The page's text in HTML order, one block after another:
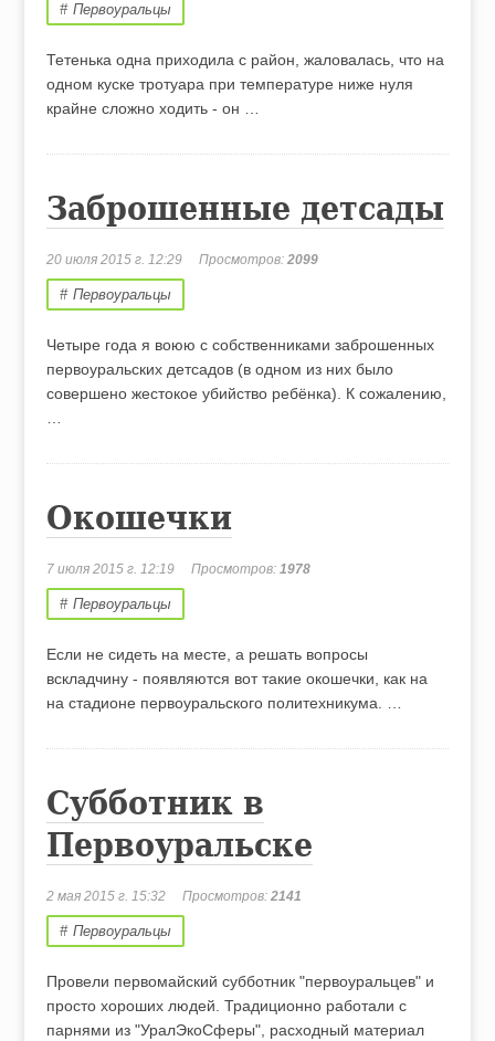
Первоуральцы
Тетенька одна приходила с район, жаловалась, что на
одном куске тротуара при температуре ниже нуля
крайне сложно ходить - он …
Заброшенные детсады
20 июля 2015 г. 12:29 Просмотров:2099
Первоуральцы
Четыре года я воюю с собственниками заброшенных
первоуральских детсадов (в одном из них было
совершено жестокое убийство ребёнка). К сожалению,
Окошечки
7 июля 2015 г. 12:19 Просмотров:1978
Первоуральцы
Если не сидеть на месте, а решать вопросы
вскладчину - появляются вот такие окошечки, как на
на стадионе первоуральского политехникума. …
Субботник в
Первоуральске
2 мая 2015 г. 15:32 Просмотров:2141
Первоуральцы
Провели первомайский субботник "первоуральцев" и
просто хороших людей. Традиционно работали с
парнями из "УралЭкоСферы", расходный материал